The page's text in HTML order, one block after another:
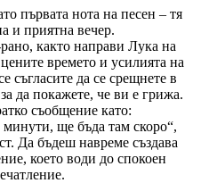
първата нота на песен – тя
и приятна вечер.
както направи Лука на
времето и усилията на
съгласите да се срещнете в
да покажете, че ви е грижа.
съобщение като:
ще бъда там скоро“,
Да бъдеш навреме създава
което води до спокоен